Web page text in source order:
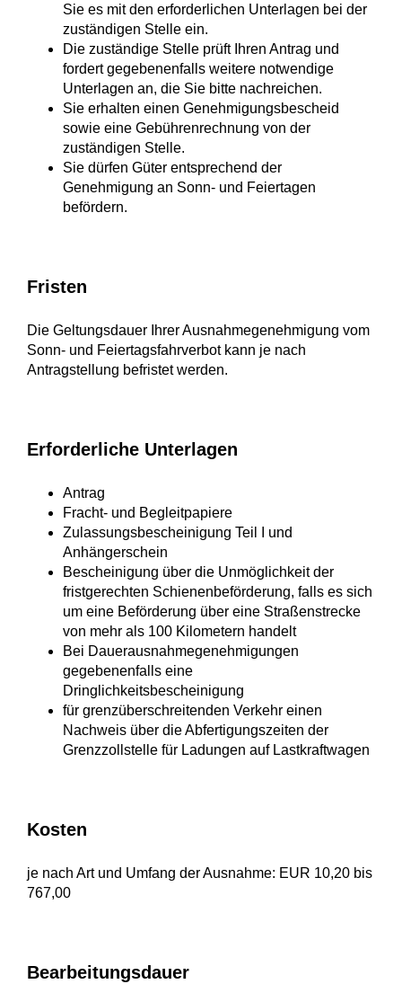
Sie es mit den erforderlichen Unterlagen bei der
zuständigen Stelle ein.
Die zuständige Stelle prüft Ihren Antrag und
fordert gegebenenfalls weitere notwendige
Unterlagen an, die Sie bitte nachreichen.
Sie erhalten einen Genehmigungsbescheid
sowie eine Gebührenrechnung von der
zuständigen Stelle.
Sie dürfen Güter entsprechend der
Genehmigung an Sonn- und Feiertagen
befördern.
Fristen
Die Geltungsdauer Ihrer Ausnahmegenehmigung vom
Sonn- und Feiertagsfahrverbot kann je nach
Antragstellung befristet werden.
Erforderliche Unterlagen
Antrag
Fracht- und Begleitpapiere
Zulassungsbescheinigung Teil I und
Anhängerschein
Bescheinigung über die Unmöglichkeit der
fristgerechten Schienenbeförderung, falls es sich
um eine Beförderung über eine Straßenstrecke
von mehr als 100 Kilometern handelt
Bei Dauerausnahmegenehmigungen
gegebenenfalls eine
Dringlichkeitsbescheinigung
für grenzüberschreitenden Verkehr einen
Nachweis über die Abfertigungszeiten der
Grenzzollstelle für Ladungen auf Lastkraftwagen
Kosten
je nach Art und Umfang der Ausnahme: EUR 10,20 bis
767,00
Bearbeitungsdauer